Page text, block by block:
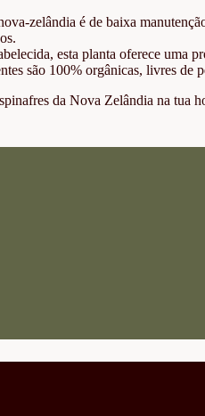
zelândia é de baixa
esta planta oferece uma
são 100% orgânicas, livres de
da Nova Zelândia na tua